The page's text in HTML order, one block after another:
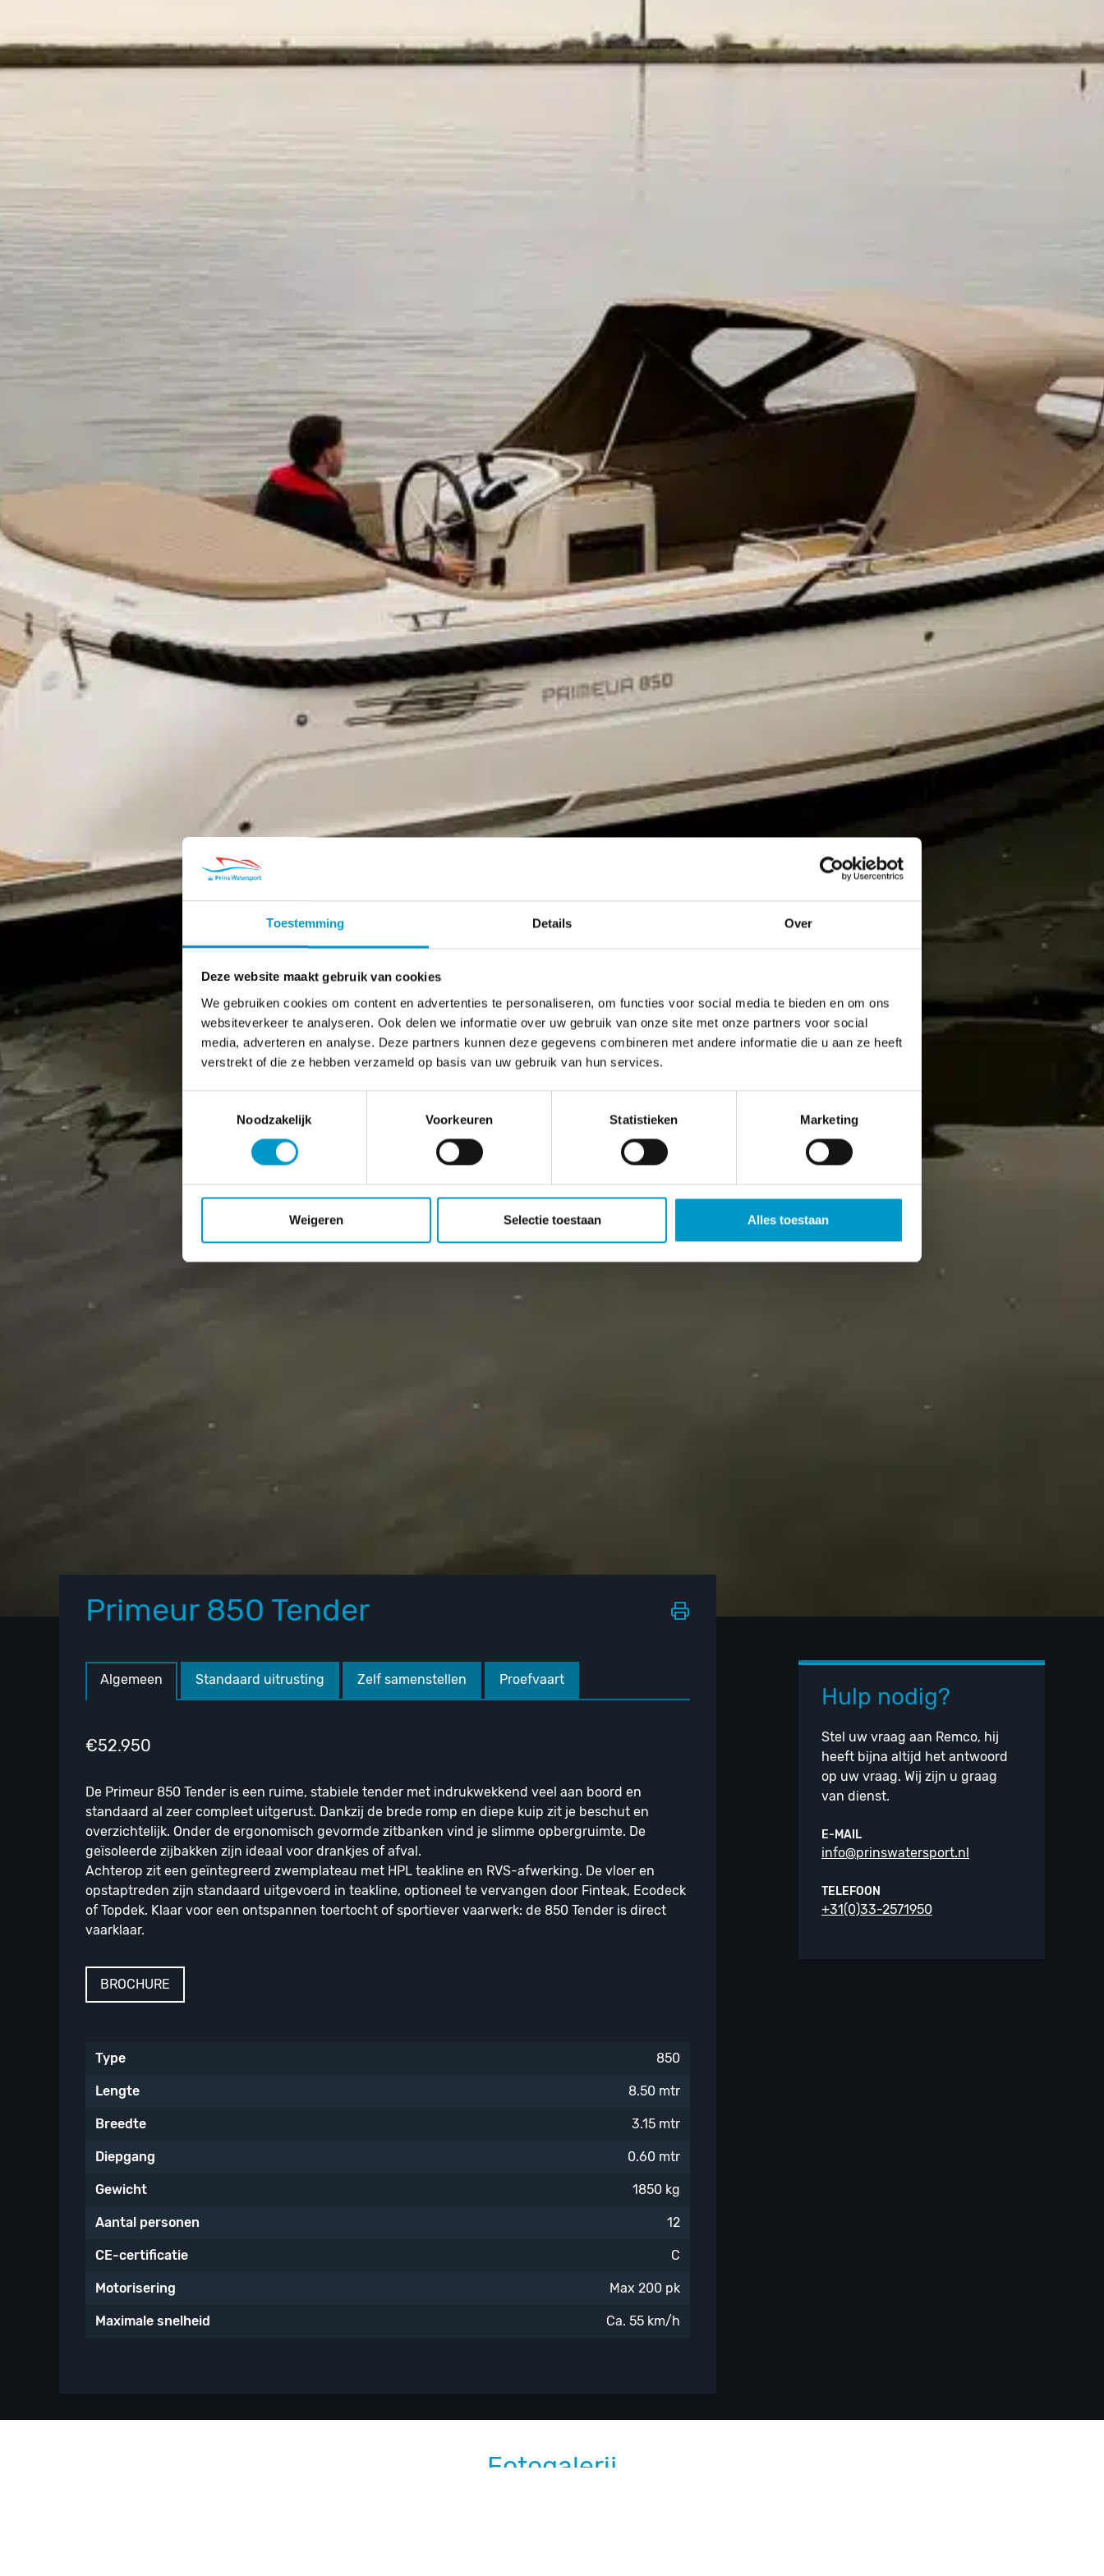
Toestemming Details Over
Deze website maakt gebruik van cookies
We gebruiken cookies om content en advertenties te personaliseren, om functies voor social media te bieden en om ons
websiteverkeer te analyseren. Ook delen we informatie over uw gebruik van onze site met onze partners voor social
media, adverteren en analyse. Deze partners kunnen deze gegevens combineren met andere informatie die u aan ze heeft
verstrekt of die ze hebben verzameld op basis van uw gebruik van hun services.
Noodzakelijk
Voorkeuren Statistieken Marketing
Weigeren Selectie toestaan Alles toestaan
Primeur 850 Tender
Algemeen Standaard uitrusting Zelf samenstellen Proefvaart
€52.950
De Primeur 850 Tender is een ruime, stabiele tender met indrukwekkend veel aan boord en
standaard al zeer compleet uitgerust. Dankzij de brede romp en diepe kuip zit je beschut en
overzichtelijk. Onder de ergonomisch gevormde zitbanken vind je slimme opbergruimte. De
geïsoleerde zijbakken zijn ideaal voor drankjes of afval.
Achterop zit een geïntegreerd zwemplateau met HPL teakline en RVS-afwerking. De vloer en
opstaptreden zijn standaard uitgevoerd in teakline, optioneel te vervangen door Finteak, Ecodeck
of Topdek. Klaar voor een ontspannen toertocht of sportiever vaarwerk: de 850 Tender is direct
vaarklaar.
BROCHURE
Type 850
Lengte 8.50 mtr
Breedte 3.15 mtr
Diepgang 0.60 mtr
Gewicht 1850 kg
Aantal personen 12
CE-certificatie C
Motorisering Max 200 pk
Maximale snelheid Ca. 55 km/h
Hulp nodig?
Stel uw vraag aan Remco, hij
heeft bijna altijd het antwoord
op uw vraag. Wij zijn u graag
van dienst.
E-MAIL
info@prinswatersport.nl
TELEFOON
+31(0)33-2571950
Fotogalerij